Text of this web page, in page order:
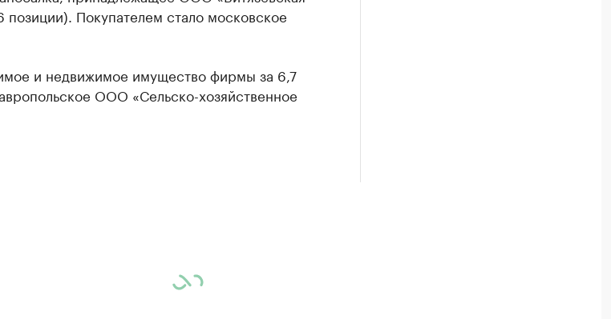
позиции). Покупателем стало московское
и недвижимое имущество фирмы за 6,7
ООО «Сельско-хозяйственное